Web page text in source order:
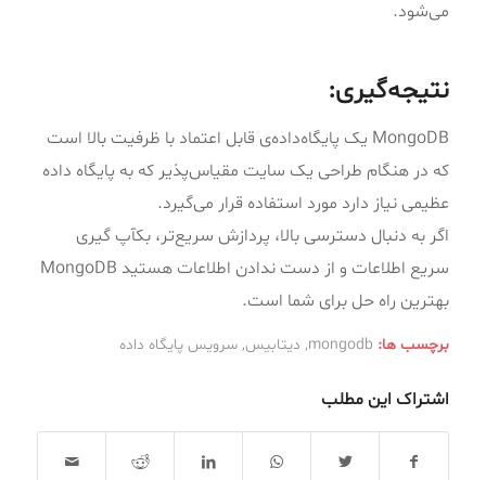
می‌شود.
نتیجه‌گیری:
MongoDB یک پایگاه‌داده‌ی قابل اعتماد با ظرفیت‌ بالا است
که در هنگام طراحی یک سایت مقیاس‌پذیر که به پایگاه داده
عظیمی نیاز دارد مورد استفاده قرار می‌گیرد.
اگر به دنبال دسترسی بالا، پردازش سریع‌تر، بکآپ گیری
سریع اطلاعات و از دست ندادن اطلاعات هستید MongoDB
بهترین راه حل برای شما است.
برچسب ها: mongodb
, دیتابیس, سرویس پایگاه داده
اشتراک این مطلب